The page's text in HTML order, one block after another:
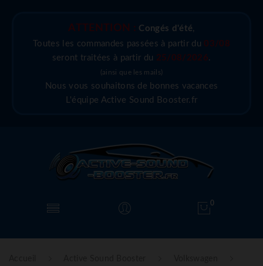
ATTENTION : Congés d'été,
Toutes les commandes passées à partir du 03/08
seront traitées à partir du 25/08/2026.
(ainsi que les mails)
Nous vous souhaitons de bonnes vacances
L'équipe Active Sound Booster.fr
0